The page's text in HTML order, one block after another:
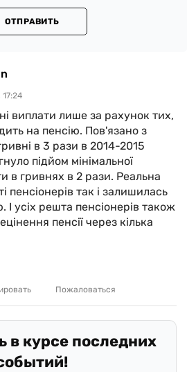
ОТПРАВИТЬ
виплати лише за рахунок тих,
на пенсію. Пов'язано з
в 3 рази в 2014-2015
підйом мінімальної
в гривнях в 2 рази. Реальна
пенсіонерів так і залишилась
І усіх решта пенсіонерів також
пенсії через кілька
Пожаловаться
в курсе последних